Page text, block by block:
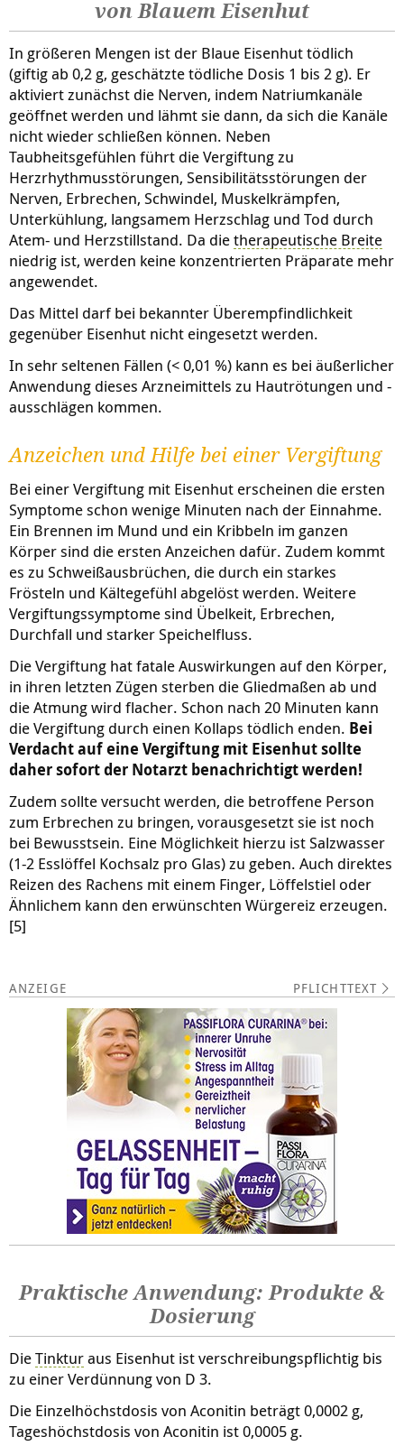
von Blauem Eisenhut
In größeren Mengen ist der Blaue Eisenhut tödlich
(giftig ab 0,2 g, geschätzte tödliche Dosis 1 bis 2 g). Er
aktiviert zunächst die Nerven, indem Natriumkanäle
geöffnet werden und lähmt sie dann, da sich die Kanäle
nicht wieder schließen können. Neben
Taubheitsgefühlen führt die Vergiftung zu
Herzrhythmusstörungen, Sensibilitätsstörungen der
Nerven, Erbrechen, Schwindel, Muskelkrämpfen,
Unterkühlung, langsamem Herzschlag und Tod durch
Atem- und Herzstillstand. Da dietherapeutische Breite
niedrig ist, werden keine konzentrierten Präparate mehr
angewendet.
Das Mittel darf bei bekannter Überempfindlichkeit
gegenüber Eisenhut nicht eingesetzt werden.
In sehr seltenen Fällen (< 0,01 %) kann es bei äußerlicher
Anwendung dieses Arzneimittels zu Hautrötungen und -
ausschlägen kommen.
Anzeichen und Hilfe bei einer Vergiftung
Bei einer Vergiftung mit Eisenhut erscheinen die ersten
Symptome schon wenige Minuten nach der Einnahme.
Ein Brennen im Mund und ein Kribbeln im ganzen
Körper sind die ersten Anzeichen dafür. Zudem kommt
es zu Schweißausbrüchen, die durch ein starkes
Frösteln und Kältegefühl abgelöst werden. Weitere
Vergiftungssymptome sind Übelkeit, Erbrechen,
Durchfall und starker Speichelfluss.
Die Vergiftung hat fatale Auswirkungen auf den Körper,
in ihren letzten Zügen sterben die Gliedmaßen ab und
die Atmung wird flacher. Schon nach 20 Minuten kann
die Vergiftung durch einen Kollaps tödlich enden. Bei
Verdacht auf eine Vergiftung mit Eisenhut sollte
daher sofort der Notarzt benachrichtigt werden!
Zudem sollte versucht werden, die betroffene Person
zum Erbrechen zu bringen, vorausgesetzt sie ist noch
bei Bewusstsein. Eine Möglichkeit hierzu ist Salzwasser
(1-2 Esslöffel Kochsalz pro Glas) zu geben. Auch direktes
Reizen des Rachens mit einem Finger, Löffelstiel oder
Ähnlichem kann den erwünschten Würgereiz erzeugen.
[5]
PFLICHTTEXT
Praktische Anwendung: Produkte &
Dosierung
DieTinkturaus Eisenhut ist verschreibungspflichtig bis
zu einer Verdünnung von D 3.
Die Einzelhöchstdosis von Aconitin beträgt 0,0002 g,
Tageshöchstdosis von Aconitin ist 0,0005 g.